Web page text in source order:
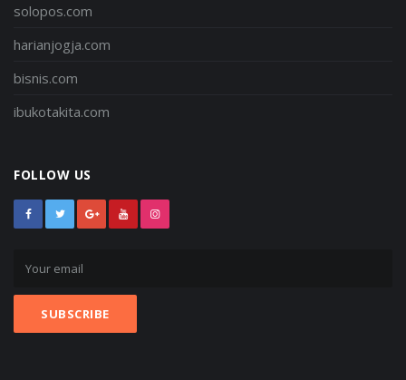
solopos.com
harianjogja.com
bisnis.com
ibukotakita.com
FOLLOW US